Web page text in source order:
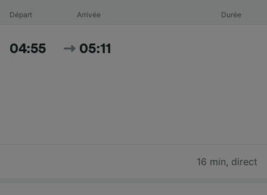
Départ Arrivée Durée
04:55 05:11
16 min, direct